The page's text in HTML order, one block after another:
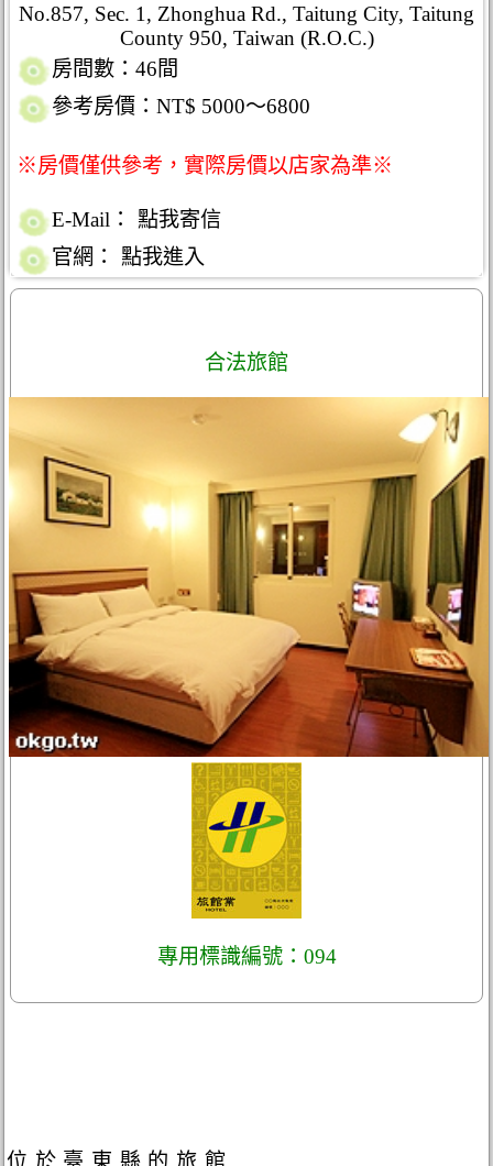
No.857, Sec. 1, Zhonghua Rd., Taitung City, Taitung
County 950, Taiwan (R.O.C.)
房間數：46間
參考房價：NT$ 5000～6800
※房價僅供參考，實際房價以店家為準※
E-Mail：
點我寄信
官網：
點我進入
合法旅館
專用標識編號：094